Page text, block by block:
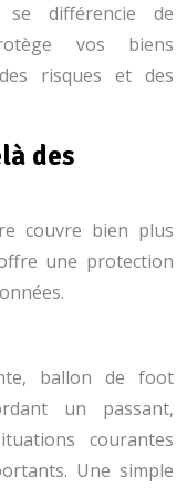
se différencie de
vos biens
risques et des
des
couvre bien plus
une protection
ballon de foot
un passant,
courantes
Une simple